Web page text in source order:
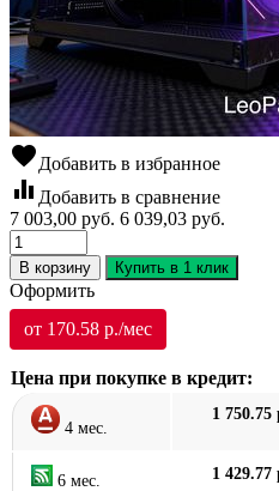
favoriteДобавить в избранное
equalizer Добавить в сравнение
7 003,00 руб. 6 039,03 руб.
В корзину Купить в 1 клик
Оформить
от 170.58 р./мес
Цена при покупке в кредит:
4 мес.
1 750.75
6 мес. 1 429.77